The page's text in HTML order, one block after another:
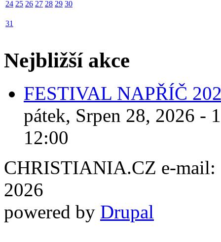
24 25 26 27 28 29 30
31
Nejbližší akce
FESTIVAL NAPŘÍČ
pátek, Srpen 28, 2026 -
12:00
CHRISTIANIA.CZ e-mail:
2026
powered by Drupal